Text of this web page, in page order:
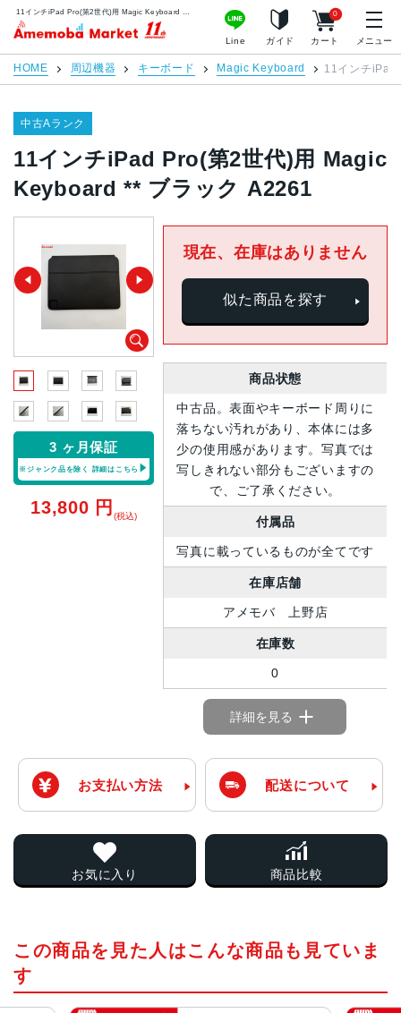
アメモバマーケット
Line ガイド カート
0
メニュー
HOME 周辺機器 キーボード Magic Keyboard 11インチ
中古Aランク
11インチiPad Pro(第2世代)用 Magic
Keyboard ** ブラック A2261
3 ヶ月保証
※ジャンク品を除く 詳細はこちら
13,800 円 (税込)
現在、在庫はありません
似た商品を探す
商品状態
中古品。表面やキーボード周りに
落ちない汚れがあり、本体には多
少の使用感があります。写真では
写しきれない部分もございますの
で、ご了承ください。
付属品
写真に載っているものが全てです
在庫店舗
アメモバ 上野店
在庫数
0
詳細を見る
お支払い方法 配送について
お気に入り 商品比較
この商品を見た人はこんな商品も見ていま
す